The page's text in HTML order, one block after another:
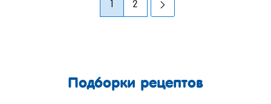
1 2
Подборки рецептов